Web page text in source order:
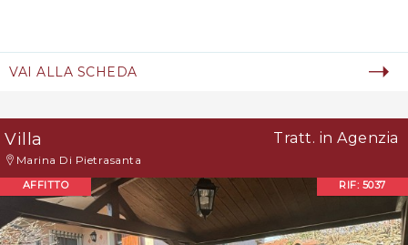
VAI ALLA SCHEDA
Villa Tratt. in Agenzia
Marina Di Pietrasanta
AFFITTO RIF: 5037